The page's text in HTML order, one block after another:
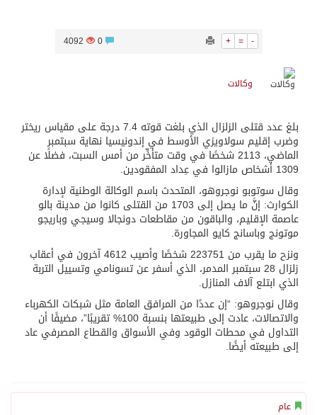
+ = -
0
4092
وكالات
بلغ عدد قتلى الزلزال الذي بلغت قوته 7.4 درجة على مقياس ريختر
وضرب إقليم سولاويزي الأوسط في إندونيسيا نهاية سبتمبر
الماضي، 2113 شخصًا في وقت متأخِّر من أمس السبت، فضلًا عن
1309 أشخاص مازالوا في عِداد المفقودين.
وقال سوتوبو نوجروهو، المتحدث باسم الوكالة الوطنية لإدارة
الكوارث: إنَّ ما يصل إلى 1703 من القتلى كانوا من مدينة بالو
عاصمة الإقليم، والباقون من مقاطعات دونجالا وسيجي وباريجو
موتونج وباسانج كايو المجاورة.
ونزح ما يقرب من 223751 شخصًا وأصيب 4612 آخرون في أعقاب
زلزال 28 سبتمبر المدمر، الذي أسفر عن تسونامي وتسييل التربة
الذي ابتلع آلاف المنازل.
وقال نوجروهو: “إن عددًا من المرافق العامة مثل شبكات الكهرباء
والاتصالات، عادت إلى طبيعتها بنسبة 100% تقريبًا”، مضيفًا أن
التداول في محطات الوقود وفي الأسواق والقطاع المصرفي عاد
إلى طبيعته أيضًا.
عام